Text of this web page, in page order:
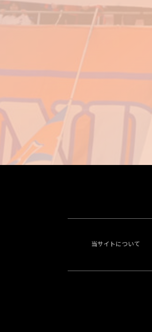
当サイトについて